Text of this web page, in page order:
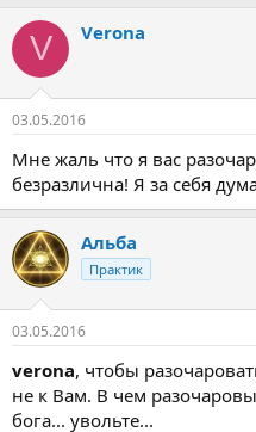
V Verona
03.05.2016
Мне жаль что я вас
безразлична! Я за себя
Альба
Практик
03.05.2016
verona, чтобы
не к Вам. В чем
бога... увольте...